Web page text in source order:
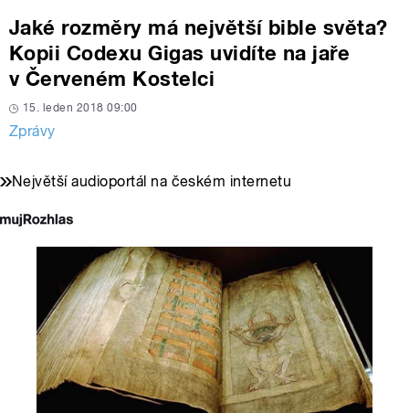
Jaké rozměry má největší bible světa?
Kopii Codexu Gigas uvidíte na jaře
v Červeném Kostelci
15. leden 2018 09:00
Zprávy
Největší audioportál na českém internetu